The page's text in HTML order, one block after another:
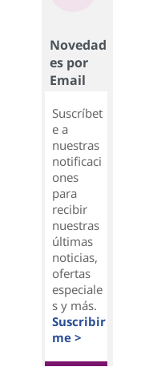
Novedad
es por
Email
Suscríbet
e a
nuestras
notificaci
ones
para
recibir
nuestras
últimas
noticias,
ofertas
especiale
s y más.
Suscribir
me >